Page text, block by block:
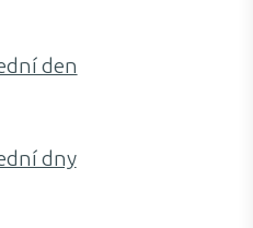
den
dny